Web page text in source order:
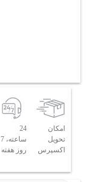
امکان
تحویل
اکسپرس
24
ساعته، 7
روز هفته